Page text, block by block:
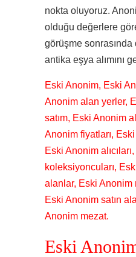
nokta oluyoruz.
olduğu değerlere
görüşme
antika eşya alımını
Eski Anonim, Eski
Anonim alan yerler,
satım, Eski Anonim
Anonim fiyatları,
Eski Anonim
koleksiyoncuları,
alanlar, Eski Anonim
Eski Anonim satın
Anonim mezat.
Eski